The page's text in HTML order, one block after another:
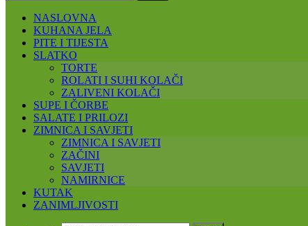
NASLOVNA
KUHANA JELA
PITE I TIJESTA
SLATKO
TORTE
ROLATI I SUHI KOLAČI
ZALIVENI KOLAČI
SUPE I ČORBE
SALATE I PRILOZI
ZIMNICA I SAVJETI
ZIMNICA I SAVJETI
ZAČINI
SAVJETI
NAMIRNICE
KUTAK
ZANIMLJIVOSTI